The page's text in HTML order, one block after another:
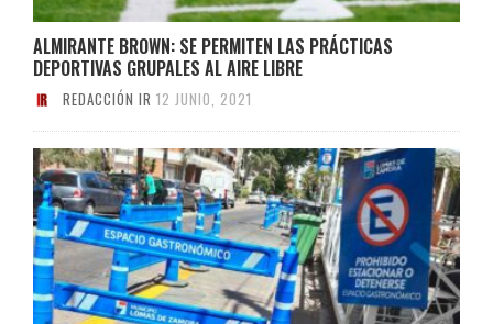
ALMIRANTE BROWN: SE PERMITEN LAS PRÁCTICAS
DEPORTIVAS GRUPALES AL AIRE LIBRE
REDACCIÓN IR 12 JUNIO, 2021